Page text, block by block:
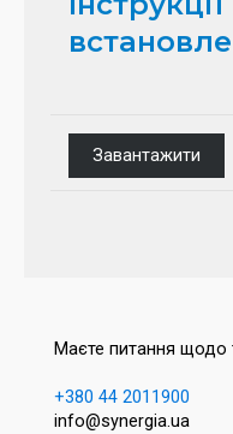
Завантажити
Маєте питання щодо
+380 44 2011900
info@synergia.ua